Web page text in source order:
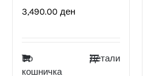
3,490.00 ден
Во
кошничка
Детали